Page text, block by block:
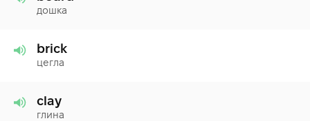
дошка
brick
цегла
clay
глина